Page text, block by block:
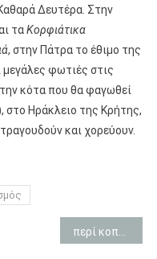
Δευτέρα. Στην
ταΚορφιάτικα
, στην Πάτρα το έθιμο της
φωτιές στις
κότα που θα φαγωθεί
στο Ηράκλειο της Κρήτης,
και χορεύουν.